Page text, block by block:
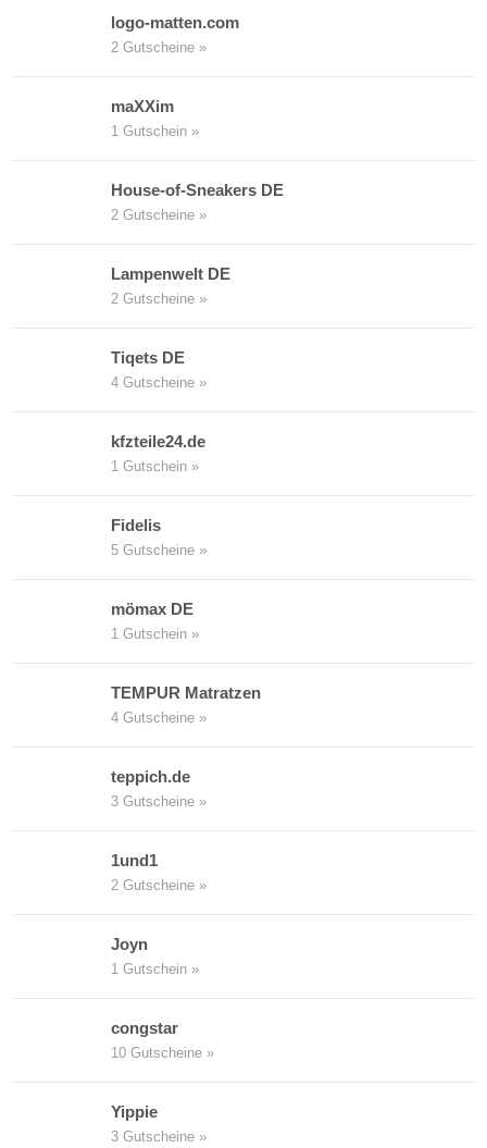
logo-matten.com
2 Gutscheine »
maXXim
1 Gutschein »
House-of-Sneakers DE
2 Gutscheine »
Lampenwelt DE
2 Gutscheine »
Tiqets DE
4 Gutscheine »
kfzteile24.de
1 Gutschein »
Fidelis
5 Gutscheine »
mömax DE
1 Gutschein »
TEMPUR Matratzen
4 Gutscheine »
teppich.de
3 Gutscheine »
1und1
2 Gutscheine »
Joyn
1 Gutschein »
congstar
10 Gutscheine »
Yippie
3 Gutscheine »